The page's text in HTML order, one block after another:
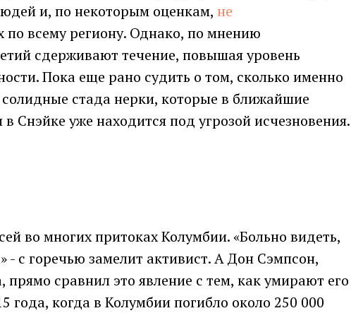
и, по некоторым оценкам, не
по всему региону. Однако, по мнению
сдерживают течение, повышая уровень
Пока еще рано судить о том, сколько именно
солидные стада нерки, которые в ближайшие
Снэйке уже находится под угрозой исчезновения.
во многих притоках Колумбии. «Больно видеть,
с горечью замелит активист. А Дон Сэмпсон,
сравнил это явление с тем, как умирают его
года, когда в Колумбии погибло около 250 000